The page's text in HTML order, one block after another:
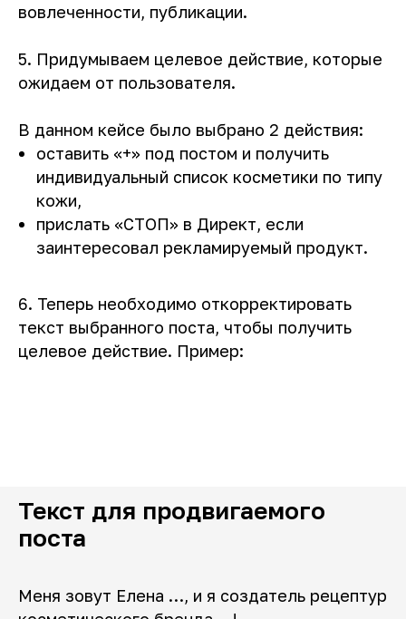
вовлеченности, публикации.
5. Придумываем целевое действие, которые
ожидаем от пользователя.
В данном кейсе было выбрано 2 действия:
оставить «+» под постом и получить
индивидуальный список косметики по типу
кожи,
прислать «СТОП» в Директ, если
заинтересовал рекламируемый продукт.
6. Теперь необходимо откорректировать
текст выбранного поста, чтобы получить
целевое действие. Пример:
Текст для продвигаемого
поста
Меня зовут Елена …, и я создатель рецептур